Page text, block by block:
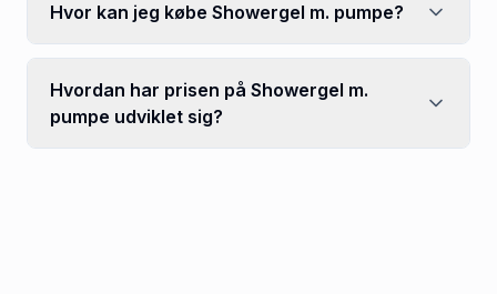
Hvor kan jeg købe Showergel m. pumpe?
Hvordan har prisen på Showergel m.
pumpe udviklet sig?